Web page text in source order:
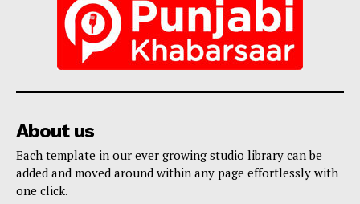
About us
Each template in our ever growing studio library can be
added and moved around within any page effortlessly with
one click.